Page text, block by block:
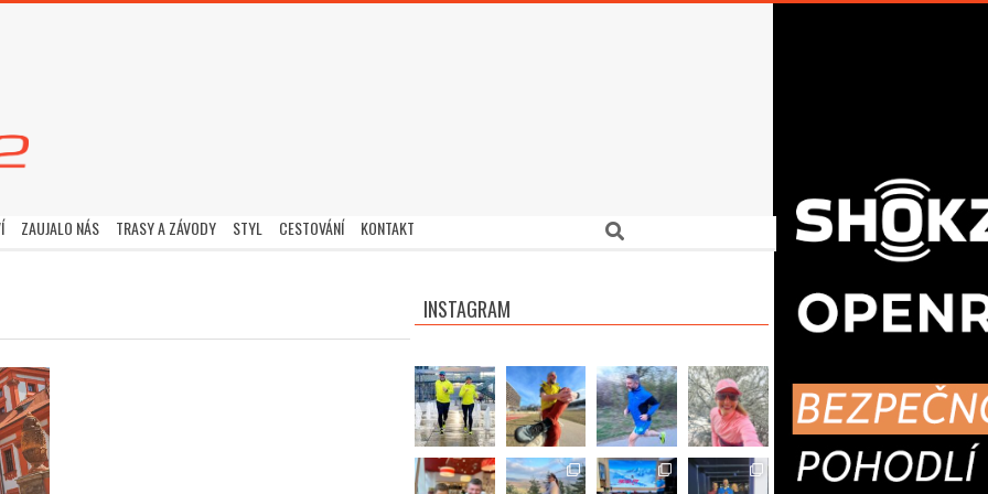
ZAUJALO NÁS TRASY A ZÁVODY STYL CESTOVÁNÍ KONTAKT Search
INSTAGRAM